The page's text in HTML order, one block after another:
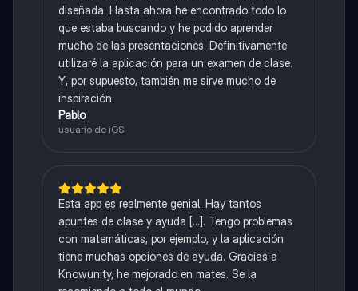
diseñada. Hasta ahora he encontrado todo lo
que estaba buscando y he podido aprender
mucho de las presentaciones. Definitivamente
utilizaré la aplicación para un examen de clase.
Y, por supuesto, también me sirve mucho de
inspiración.
Pablo
usuario de iOS
Esta app es realmente genial. Hay tantos
apuntes de clase y ayuda [...]. Tengo problemas
con matemáticas, por ejemplo, y la aplicación
tiene muchas opciones de ayuda. Gracias a
Knowunity, he mejorado en mates. Se la